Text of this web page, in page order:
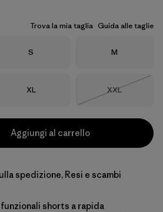
Trova la mia taglia Guida alle taglie
Taglia
S Taglia
M
Taglia
XL Taglia
XXL
Aggiungi al carrello
spedizione, Resi e scambi
shorts a rapida